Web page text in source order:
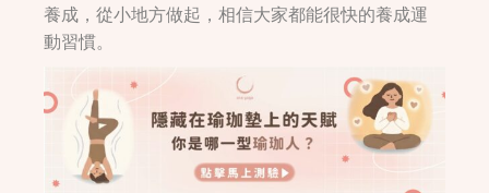
養成，從小地方做起，相信大家都能很快的養成運
動習慣。